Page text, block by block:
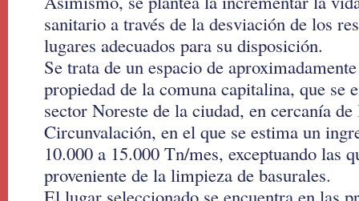
sanitario a través de la desviación de los
lugares adecuados para su disposición.
Se trata de un espacio de
propiedad de la comuna capitalina, que se
sector Noreste de la ciudad, en cercanía
Circunvalación, en el que se estima un
10.000 a 15.000 Tn/mes, exceptuando las
proveniente de la limpieza de basurales.
El lugar seleccionado se encuentra en las